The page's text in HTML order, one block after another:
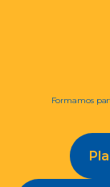
Formamos